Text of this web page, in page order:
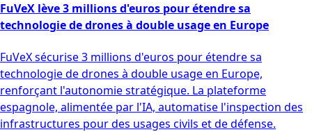
FuVeX lève 3 millions d'euros pour étendre sa
technologie de drones à double usage en Europe
FuVeX sécurise 3 millions d'euros pour étendre sa
technologie de drones à double usage en Europe,
renforçant l'autonomie stratégique. La plateforme
espagnole, alimentée par l'IA, automatise l'inspection des
infrastructures pour des usages civils et de défense.